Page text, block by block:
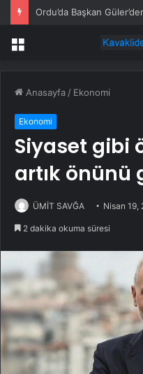
Ordu’da Başkan
Menü
Anasayfa / Ekonomi
Ekonomi
Siyaset gibi
artık önünü
ÜMİT SAVĞA Nisan 19,
2 dakika okuma süresi